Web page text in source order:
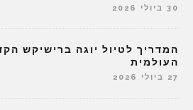
30 ביולי 2026
המדריך לטיול יוגה ברישיקש
העולמית
27 ביולי 2026